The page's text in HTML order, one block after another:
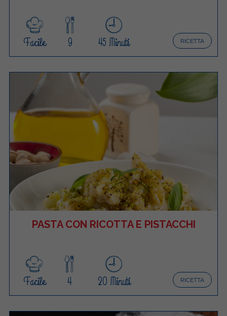
RICETTA
Facile 9 45 Minuti
PASTA CON RICOTTA E PISTACCHI
RICETTA
Facile 4 20 Minuti